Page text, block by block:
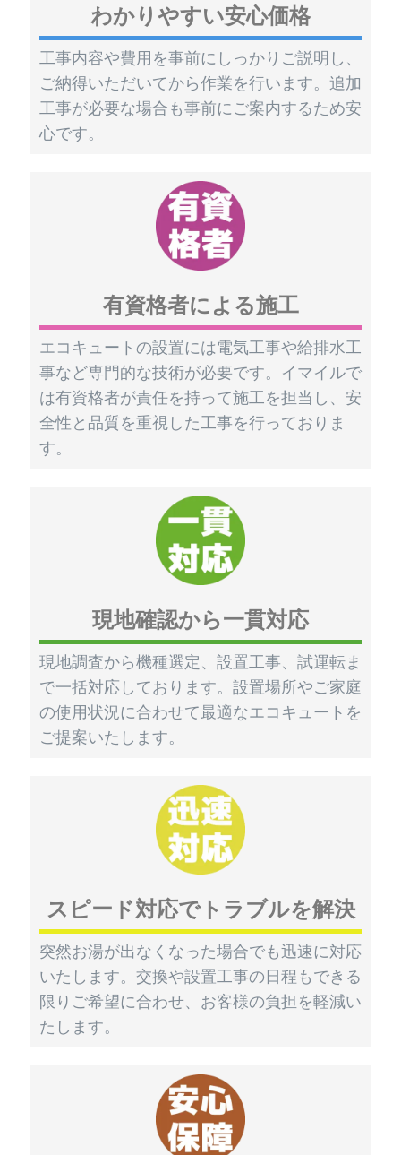
わかりやすい安心価格
工事内容や費用を事前にしっかりご説明し、
ご納得いただいてから作業を行います。追加
工事が必要な場合も事前にご案内するため安
心です。
有資格者による施工
エコキュートの設置には電気工事や給排水工
事など専門的な技術が必要です。イマイルで
は有資格者が責任を持って施工を担当し、安
全性と品質を重視した工事を行っておりま
す。
現地確認から一貫対応
現地調査から機種選定、設置工事、試運転ま
で一括対応しております。設置場所やご家庭
の使用状況に合わせて最適なエコキュートを
ご提案いたします。
スピード対応でトラブルを解決
突然お湯が出なくなった場合でも迅速に対応
いたします。交換や設置工事の日程もできる
限りご希望に合わせ、お客様の負担を軽減い
たします。